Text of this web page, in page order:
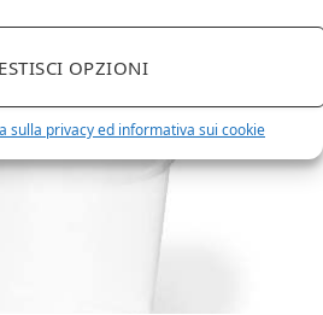
OPZIONI
sulla privacy ed informativa sui cookie